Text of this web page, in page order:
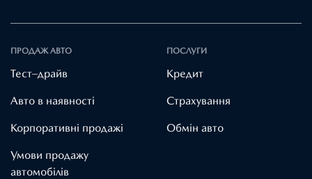
ПРОДАЖ АВТО
Тест–драйв
Авто в наявності
Корпоративні продажі
Умови продажу
автомобілів
ПОСЛУГИ
Кредит
Страхування
Обмін авто